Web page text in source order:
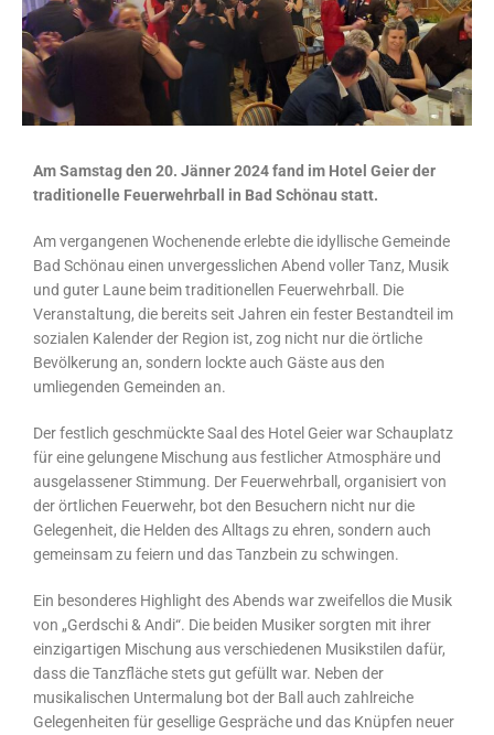
Am Samstag den 20. Jänner 2024 fand im Hotel Geier der
traditionelle Feuerwehrball in Bad Schönau statt.
Am vergangenen Wochenende erlebte die idyllische Gemeinde
Bad Schönau einen unvergesslichen Abend voller Tanz, Musik
und guter Laune beim traditionellen Feuerwehrball. Die
Veranstaltung, die bereits seit Jahren ein fester Bestandteil im
sozialen Kalender der Region ist, zog nicht nur die örtliche
Bevölkerung an, sondern lockte auch Gäste aus den
umliegenden Gemeinden an.
Der festlich geschmückte Saal des Hotel Geier war Schauplatz
für eine gelungene Mischung aus festlicher Atmosphäre und
ausgelassener Stimmung. Der Feuerwehrball, organisiert von
der örtlichen Feuerwehr, bot den Besuchern nicht nur die
Gelegenheit, die Helden des Alltags zu ehren, sondern auch
gemeinsam zu feiern und das Tanzbein zu schwingen.
Ein besonderes Highlight des Abends war zweifellos die Musik
von „Gerdschi & Andi“. Die beiden Musiker sorgten mit ihrer
einzigartigen Mischung aus verschiedenen Musikstilen dafür,
dass die Tanzfläche stets gut gefüllt war. Neben der
musikalischen Untermalung bot der Ball auch zahlreiche
Gelegenheiten für gesellige Gespräche und das Knüpfen neuer